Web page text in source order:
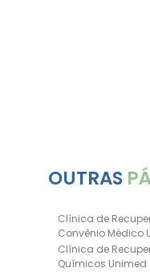
OUTRAS
Clínica de
Convênio Médico
Clínica de
Químicos Unimed